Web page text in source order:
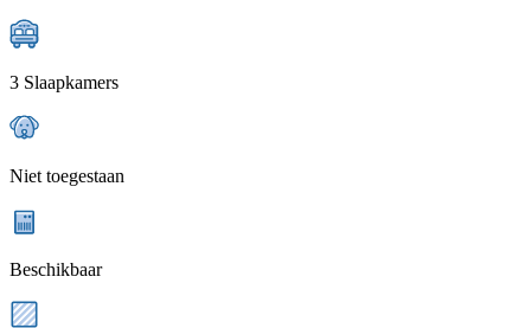
3 Slaapkamers
Niet toegestaan
Beschikbaar